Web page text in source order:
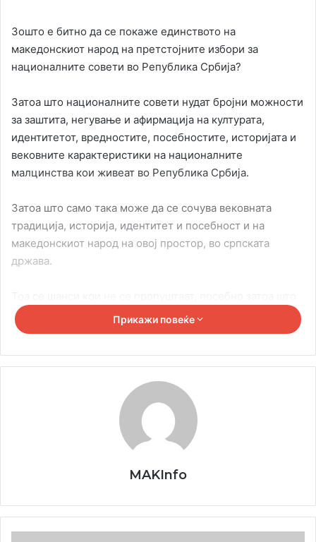
Зошто е битно да се покаже единството на
македонскиот народ на претстојните избори за
националните совети во Република Србија?
Затоа што националните совети нудат бројни можности
за заштита, негување и афирмација на културата,
идентитетот, вредностите, посебностите, историјата и
вековните карактеристики на националните
малцинства кои живеат во Република Србија.
Затоа што само така може да се сочува вековната
традиција, историја, идентитет и посебност и на
македонскиот народ на овој простор, во српската
држава.
македонскиот народ единствено во Република Србија
ја има ретката прилика да каже кој е, што е и што го
И можеби не е во духот на демократската традиција тоа
што се настапува само со една листа, само со една
политичка опција, ама подобро така, заедно и
сплотени, отколку поделени и непријателски
настроени. Политичката традиција на целиот Балкан е
таква, не постои конкуренција, туку непријателства. Па
немаше да се обединат околу тоа што ги соединува,
Прикажи повеќе
MAKInfo